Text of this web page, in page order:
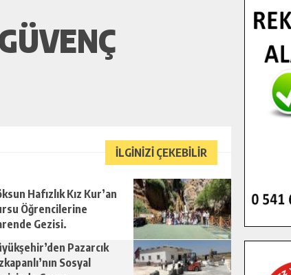
İLGİNİZİ ÇEKEBİLİR
Hafızlık Kız Kur’an
Öğrencilerine
Gezisi.
Pazarcık
Sosyal